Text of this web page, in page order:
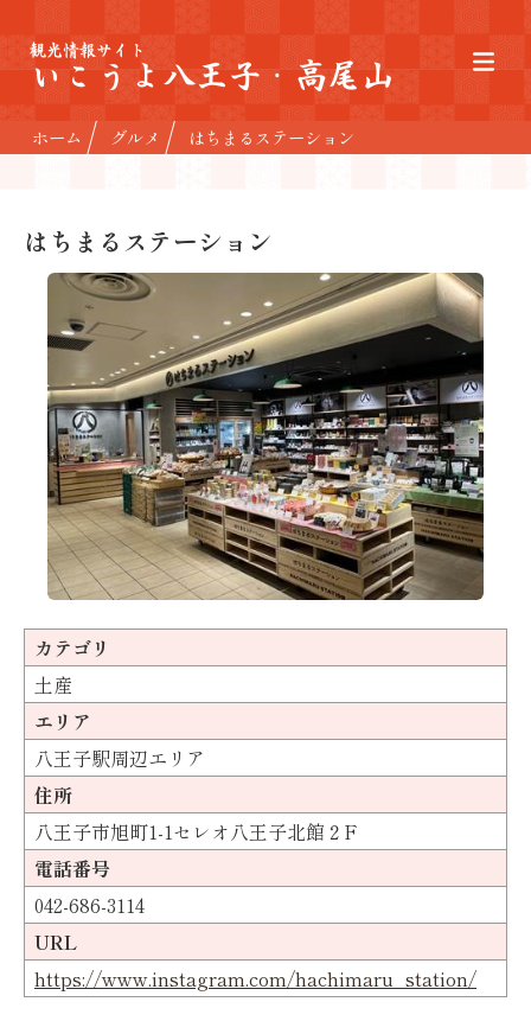
観光情報サイト
いこうよ八王子・高尾山
ホーム グルメ はちまるステーション
はちまるステーション
カテゴリ
土産
エリア
八王子駅周辺エリア
住所
八王子市旭町1-1セレオ八王子北館２F
電話番号
042-686-3114
URL
https://www.instagram.com/hachimaru_station/